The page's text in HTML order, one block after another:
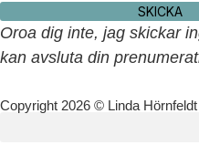
SKICKA
Oroa dig inte, jag skickar
kan avsluta din
Copyright 2026 © Linda Hörnfeldt